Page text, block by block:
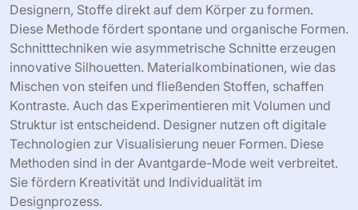
Designern, Stoffe direkt auf dem Körper zu formen.
Diese Methode fördert spontane und organische Formen.
Schnitttechniken wie asymmetrische Schnitte erzeugen
innovative Silhouetten. Materialkombinationen, wie das
Mischen von steifen und fließenden Stoffen, schaffen
Kontraste. Auch das Experimentieren mit Volumen und
Struktur ist entscheidend. Designer nutzen oft digitale
Technologien zur Visualisierung neuer Formen. Diese
Methoden sind in der Avantgarde-Mode weit verbreitet.
Sie fördern Kreativität und Individualität im
Designprozess.